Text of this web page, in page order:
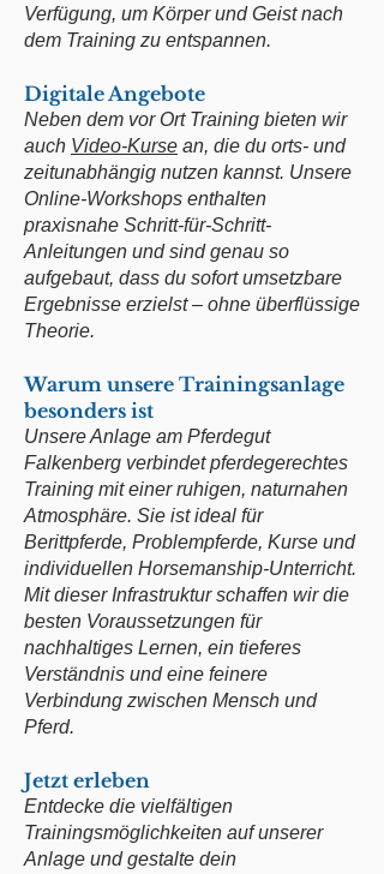
Verfügung, um Körper und Geist nach
dem Training zu entspannen.
Digitale Angebote
Neben dem vor Ort Training bieten wir
auch Video-Kurse an, die du orts- und
zeitunabhängig nutzen kannst. Unsere
Online-Workshops enthalten
praxisnahe Schritt-für-Schritt-
Anleitungen und sind genau so
aufgebaut, dass du sofort umsetzbare
Ergebnisse erzielst – ohne überflüssige
Theorie.
Warum unsere Trainingsanlage
besonders ist
Unsere Anlage am Pferdegut
Falkenberg verbindet pferdegerechtes
Training mit einer ruhigen, naturnahen
Atmosphäre. Sie ist ideal für
Berittpferde, Problempferde, Kurse und
individuellen Horsemanship-Unterricht.
Mit dieser Infrastruktur schaffen wir die
besten Voraussetzungen für
nachhaltiges Lernen, ein tieferes
Verständnis und eine feinere
Verbindung zwischen Mensch und
Pferd.
Jetzt erleben
Entdecke die vielfältigen
Trainingsmöglichkeiten auf unserer
Anlage und gestalte dein